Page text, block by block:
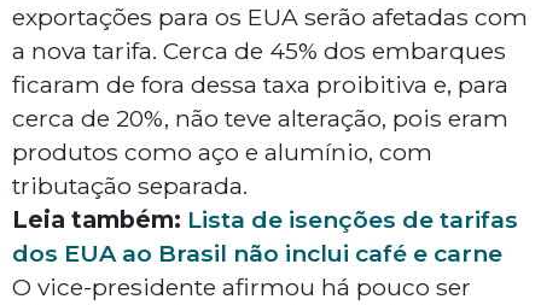
exportações para os EUA serão afetadas com
a nova tarifa. Cerca de 45% dos embarques
ficaram de fora dessa taxa proibitiva e, para
cerca de 20%, não teve alteração, pois eram
produtos como aço e alumínio, com
tributação separada.
Leia também: Lista de isenções de tarifas
dos EUA ao Brasil não inclui café e carne
O vice-presidente afirmou há pouco ser